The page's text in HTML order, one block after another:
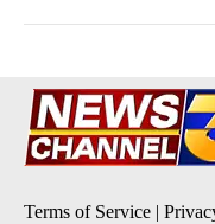
Terms of Service